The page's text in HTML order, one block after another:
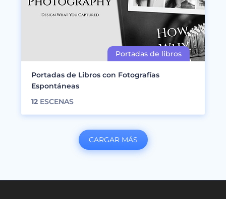
Portadas de Libros con Fotografías
Espontáneas
12 ESCENAS
CARGAR MÁS